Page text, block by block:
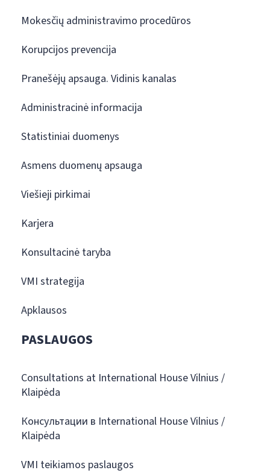
Mokesčių administravimo procedūros
Korupcijos prevencija
Pranešėjų apsauga. Vidinis kanalas
Administracinė informacija
Statistiniai duomenys
Asmens duomenų apsauga
Viešieji pirkimai
Karjera
Konsultacinė taryba
VMI strategija
Apklausos
PASLAUGOS
Consultations at International House Vilnius /
Klaipėda
Консультации в International House Vilnius /
Klaipėda
VMI teikiamos paslaugos